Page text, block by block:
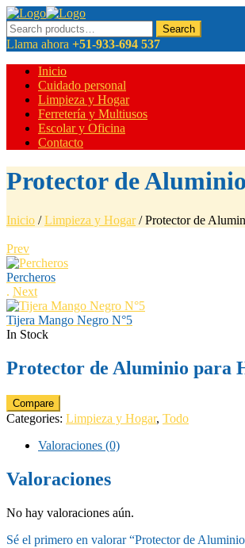
Menu
Search
for:
Search
Llama ahora +51-933-694 537
Inicio
Cuidado personal
Limpieza y Hogar
Ferretería y Multiusos
Escolar y Oficina
Contacto
Protector de
Inicio /Limpieza y Hogar/Protector de
Prev
Percheros
. Next
Tijera Mango Negro N°5
In Stock
Protector de Aluminio para
Compare
Categories: Limpieza y Hogar, Todo
Valoraciones (0)
Valoraciones
No hay valoraciones aún.
Sé el primero en valorar “Protector de